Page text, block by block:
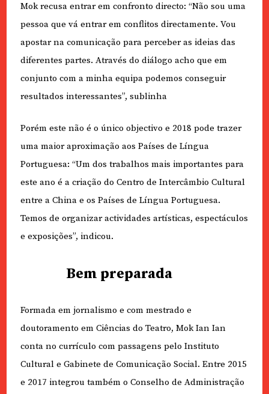
Mok recusa entrar em confronto directo: “Não sou uma
pessoa que vá entrar em conflitos directamente. Vou
apostar na comunicação para perceber as ideias das
diferentes partes. Através do diálogo acho que em
conjunto com a minha equipa podemos conseguir
resultados interessantes”, sublinha
Porém este não é o único objectivo e 2018 pode trazer
uma maior aproximação aos Países de Língua
Portuguesa: “Um dos trabalhos mais importantes para
este ano é a criação do Centro de Intercâmbio Cultural
entre a China e os Países de Língua Portuguesa.
Temos de organizar actividades artísticas, espectáculos
e exposições”, indicou.
Bem preparada
Formada em jornalismo e com mestrado e
doutoramento em Ciências do Teatro, Mok Ian Ian
conta no currículo com passagens pelo Instituto
Cultural e Gabinete de Comunicação Social. Entre 2015
e 2017 integrou também o Conselho de Administração